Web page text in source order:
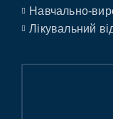
Навчально-
Лікувальний